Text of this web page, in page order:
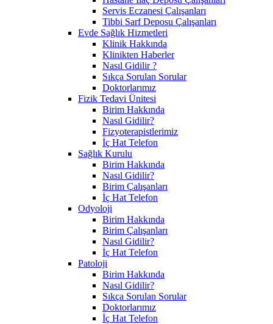
Servis Eczanesi Çalışanları
Tibbi Sarf Deposu Çalışanları
Evde Sağlık Hizmetleri
Klinik Hakkında
Klinikten Haberler
Nasıl Gidilir ?
Sıkça Sorulan Sorular
Doktorlarımız
Fizik Tedavi Ünitesi
Birim Hakkında
Nasıl Gidilir?
Fizyoterapistlerimiz
İç Hat Telefon
Sağlık Kurulu
Birim Hakkında
Nasıl Gidilir?
Birim Çalışanları
İç Hat Telefon
Odyoloji
Birim Hakkında
Birim Çalışanları
Nasıl Gidilir?
İç Hat Telefon
Patoloji
Birim Hakkında
Nasıl Gidilir?
Sıkça Sorulan Sorular
Doktorlarımız
İç Hat Telefon